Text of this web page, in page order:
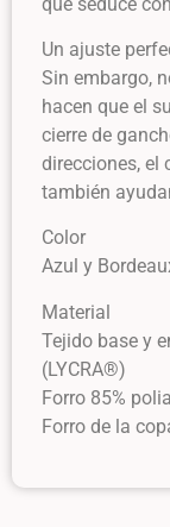
Un ajuste
Sin embargo,
hacen que el
cierre de
direcciones, el
también
Color
Azul y
Material
Tejido base y
(LYCRA®)
Forro 85%
Forro de la